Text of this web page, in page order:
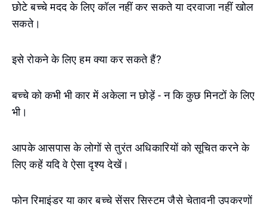
छोटे बच्चे मदद के लिए कॉल नहीं कर सकते या दरवाजा नहीं खोल
सकते।
इसे रोकने के लिए हम क्या कर सकते हैं?
बच्चे को कभी भी कार में अकेला न छोड़ें - न कि कुछ मिनटों के लिए
भी।
आपके आसपास के लोगों से तुरंत अधिकारियों को सूचित करने के
लिए कहें यदि वे ऐसा दृश्य देखें।
फोन रिमाइंडर या कार बच्चे सेंसर सिस्टम जैसे चेतावनी उपकरणों